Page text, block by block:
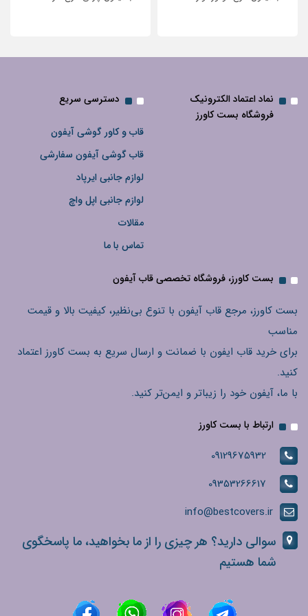
نماد اعتماد الکترونیک
فروشگاه بست کاورز
دسترسی سریع
قاب و کاور گوشی آیفون
قاب گوشی آیفون سفارشی
لوازم جانبی ایرپاد
لوازم جانبی اپل واچ
مقالات
تماس با ما
بست کاورز، فروشگاه تخصصی قاب آیفون
بست کاورز، مرجع قاب آیفون با تنوع بی‌نظیر، کیفیت بالا و قیمت
مناسب
برای خرید قاب ایفون با ضمانت و ارسال سریع به بست کاورز اعتماد
کنید.
با ما، آیفون خود را زیباتر و ایمن‌تر کنید.
ارتباط با بست کاورز
09129675932
09353266617
info@bestcovers.ir
سوالی دارید؟ هر چیزی را از ما بخواهید، ما پاسخگوی
شما هستیم